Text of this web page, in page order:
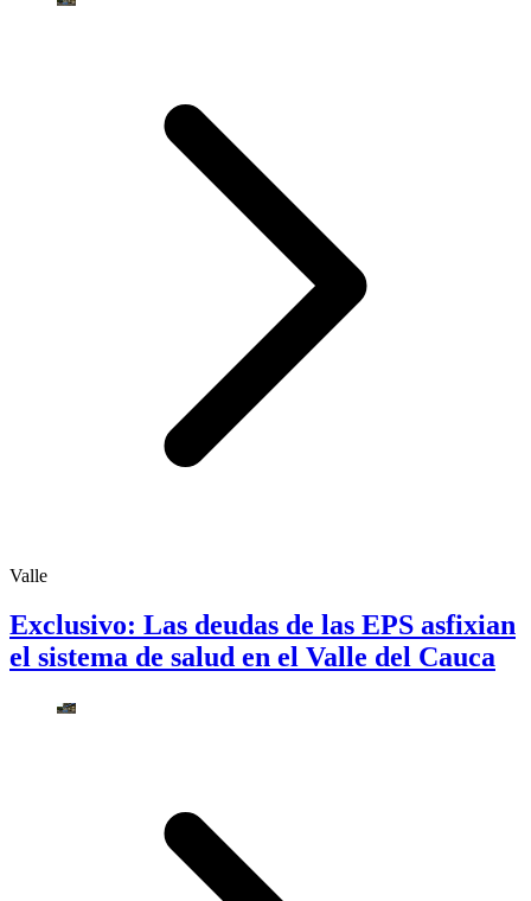
Valle
Exclusivo: Las deudas de las EPS asfixian
el sistema de salud en el Valle del Cauca